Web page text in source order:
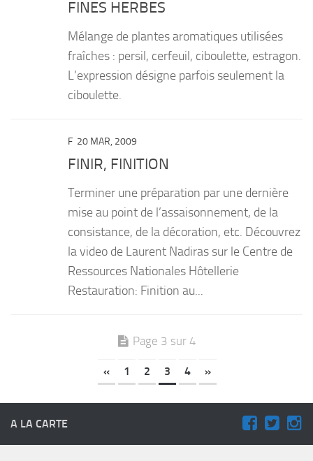
FINES HERBES
Mélange de plantes aromatiques utilisées
fraîches : persil, cerfeuil, ciboulette, estragon.
L’expression désigne parfois seulement la
ciboulette.
F 20 MAR, 2009
FINIR, FINITION
Terminer une préparation par une dernière
mise au point de l’assaisonnement, de la
consistance, de la décoration, etc. Découvrez
la video de Laurent Nadiras sur le Centre de
Ressources Nationales Hôtellerie
Restauration: Finition au...
Page 3 sur 4
« 1 2 3 4 »
A LA CARTE